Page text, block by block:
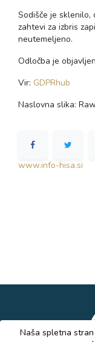
Naša spletna
Sodišče je
zahtevi za izbris
neutemeljeno.
Odločba je
Vir: GDPRhub
Naslovna slika:
www.info-hisa.si